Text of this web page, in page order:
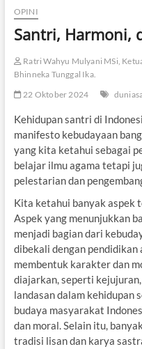
OPINI
Santri, Harmoni,
Ratri Wahyu Mulyani MSi,
Bhinneka Tunggal Ika.
22 Oktober 2024
Kehidupan santri di
manifesto kebudayaan
yang kita ketahui sebagai
belajar ilmu agama tetapi
pelestarian dan
Kita ketahui banyak aspek
Aspek yang menunjukkan
menjadi bagian dari
dibekali dengan pendidikan
membentuk karakter dan
diajarkan, seperti
landasan dalam kehidupan
budaya masyarakat
dan moral. Selain itu,
tradisi lisan dan karya